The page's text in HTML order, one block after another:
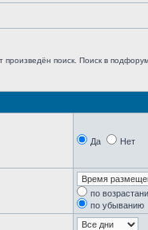
поиск. Поиск в
Да Нет
по
по убыванию